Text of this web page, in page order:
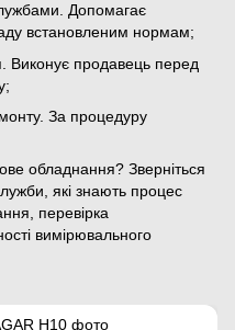
Допомагає
встановленим нормам;
Виконує продавець перед
За процедуру
обладнання? Зверніться
які знають процес
перевірка
вимірювального